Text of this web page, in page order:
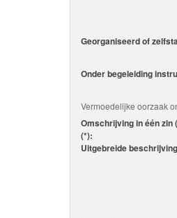
Georganiseerd of
Onder begeleiding
Vermoedelijke oorzaak
Omschrijving in één zin
(*):
Uitgebreide